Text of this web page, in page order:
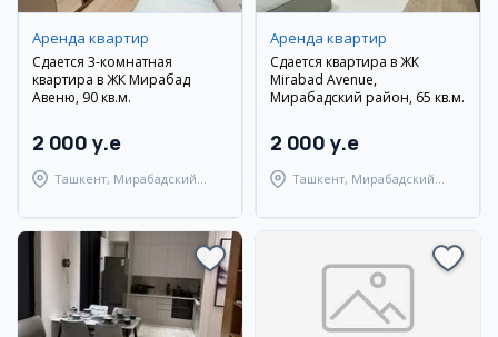
Аренда квартир
Сдается 3-комнатная
квартира в ЖК Мирабад
Авеню, 90 кв.м.
2 000 y.e
Ташкент, Мирабадский
Аренда квартир
Сдается квартира в ЖК
Mirabad Avenue,
Мирабадский район, 65 кв.м.
2 000 y.e
Ташкент, Мирабадский